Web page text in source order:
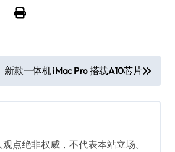
新款一体机 iMac Pro 搭载A10芯片
点绝非权威，不代表本站立场。